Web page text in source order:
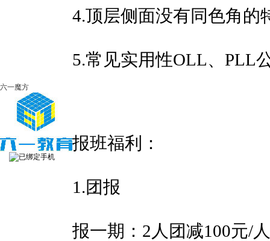
六一魔方
4.顶层侧面没有同色角的
5.常见实用性OLL、PLL
报班福利：
1.团报
报一期：2人团减100元/